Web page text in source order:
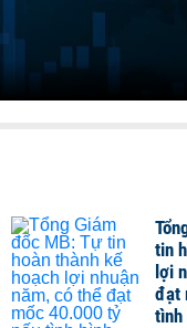
tin
lợi
đạt
tình